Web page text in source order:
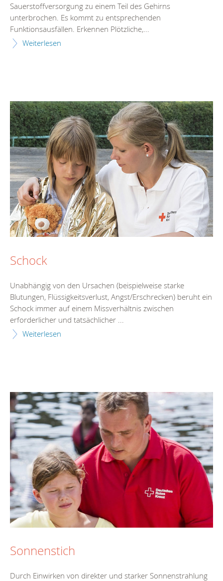
Sauerstoffversorgung zu einem Teil des Gehirns
unterbrochen. Es kommt zu entsprechenden
Funktionsausfällen. Erkennen Plötzliche,...
Weiterlesen
Schock
Unabhängig von den Ursachen (beispielweise starke
Blutungen, Flüssigkeitsverlust, Angst/Erschrecken) beruht ein
Schock immer auf einem Missverhältnis zwischen
erforderlicher und tatsächlicher ...
Weiterlesen
Sonnenstich
Durch Einwirken von direkter und starker Sonnenstrahlung